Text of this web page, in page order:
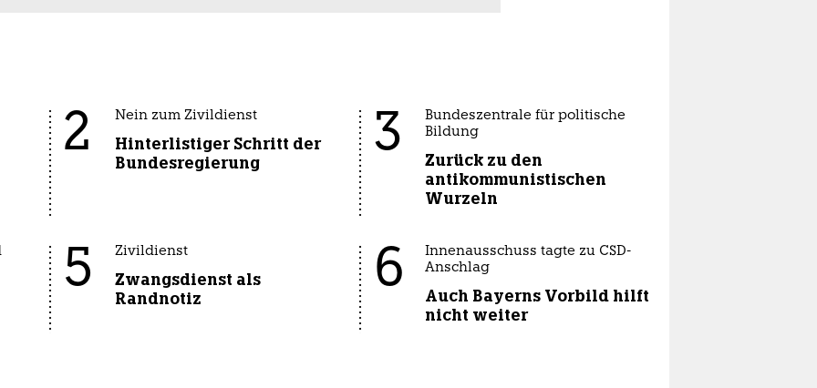
2 Nein zum Zivildienst
Hinterlistiger Schritt der
Bundesregierung
3
Bundeszentrale für politische
Bildung
Zurück zu den
antikommunistischen
Wurzeln
5 Zivildienst
Zwangsdienst als
Randnotiz
6
Innenausschuss tagte zu CSD-
Anschlag
Auch Bayerns Vorbild hilft
nicht weiter